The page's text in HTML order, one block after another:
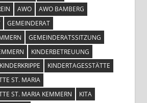
AWO
AWO BAMBERG
GEMEINDERAT
GEMEINDERATSSITZUNG
KINDERBETREUUNG
KINDERKRIPPE
KINDERTAGESSTÄTTE
ST. MARIA
ST. MARIA KEMMERN
KITA